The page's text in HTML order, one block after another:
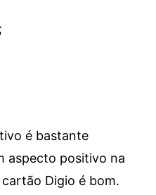
é bastante
aspecto positivo na
Digio é bom.